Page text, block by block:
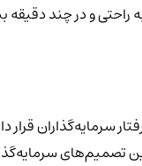
راحتی و در چند دقیقه
سرمایه‌گذاران قرار
تصمیم‌های